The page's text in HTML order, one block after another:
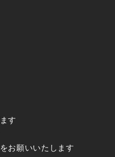
す
お願いいたします